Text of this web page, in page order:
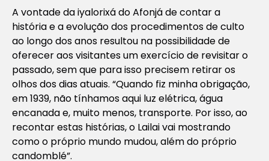
A vontade da iyalorixá do Afonjá de contar a
história e a evolução dos procedimentos de culto
ao longo dos anos resultou na possibilidade de
oferecer aos visitantes um exercício de revisitar o
passado, sem que para isso precisem retirar os
olhos dos dias atuais. “Quando fiz minha obrigação,
em 1939, não tínhamos aqui luz elétrica, água
encanada e, muito menos, transporte. Por isso, ao
recontar estas histórias, o Lailai vai mostrando
como o próprio mundo mudou, além do próprio
candomblé”.